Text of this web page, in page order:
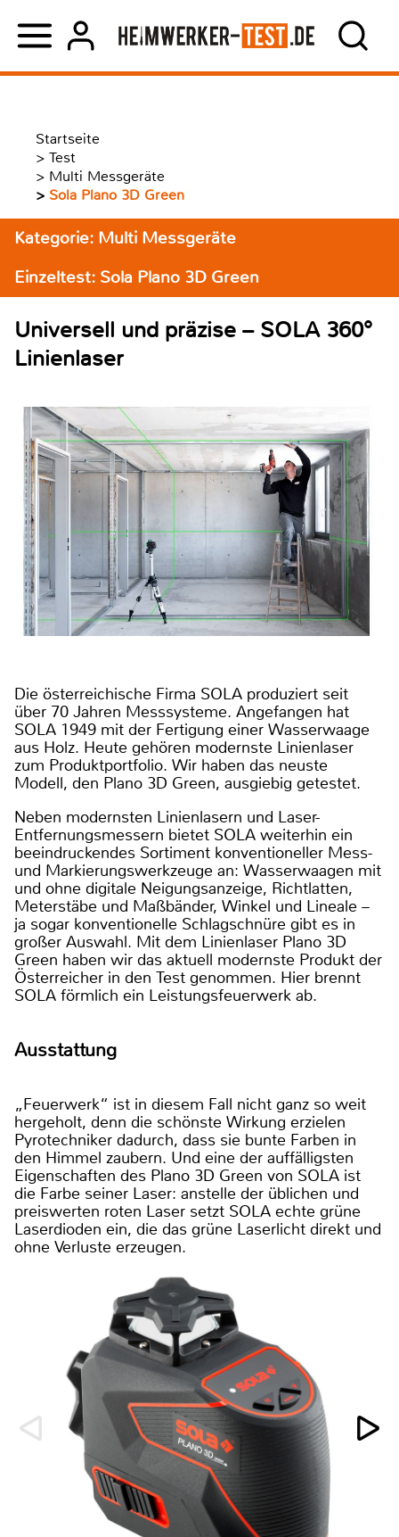
Startseite
> Test
> Multi Messgeräte
> Sola Plano 3D Green
Kategorie: Multi Messgeräte
Einzeltest: Sola Plano 3D Green
Universell und präzise – SOLA 360°
Linienlaser
Die österreichische Firma SOLA produziert seit
über 70 Jahren Messsysteme. Angefangen hat
SOLA 1949 mit der Fertigung einer Wasserwaage
aus Holz. Heute gehören modernste Linienlaser
zum Produktportfolio. Wir haben das neuste
Modell, den Plano 3D Green, ausgiebig getestet.
Neben modernsten Linienlasern und Laser-
Entfernungsmessern bietet SOLA weiterhin ein
beeindruckendes Sortiment konventioneller Mess-
und Markierungswerkzeuge an: Wasserwaagen mit
und ohne digitale Neigungsanzeige, Richtlatten,
Meterstäbe und Maßbänder, Winkel und Lineale –
ja sogar konventionelle Schlagschnüre gibt es in
großer Auswahl. Mit dem Linienlaser Plano 3D
Green haben wir das aktuell modernste Produkt der
Österreicher in den Test genommen. Hier brennt
SOLA förmlich ein Leistungsfeuerwerk ab.
Ausstattung
„Feuerwerk“ ist in diesem Fall nicht ganz so weit
hergeholt, denn die schönste Wirkung erzielen
Pyrotechniker dadurch, dass sie bunte Farben in
den Himmel zaubern. Und eine der auffälligsten
Eigenschaften des Plano 3D Green von SOLA ist
die Farbe seiner Laser: anstelle der üblichen und
preiswerten roten Laser setzt SOLA echte grüne
Laserdioden ein, die das grüne Laserlicht direkt und
ohne Verluste erzeugen.